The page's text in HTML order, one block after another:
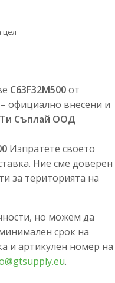
цел
C63F32M500от
– официално внесени и
Съплай ООД
Изпратете своето
Ние сме доверен
за територията на
но можем да
срок на
и артикулен номер на
.